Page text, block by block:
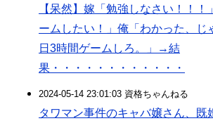
【呆然】嫁「勉強しなさい！！
ームしたい！」俺「わかった、じ
日3時間ゲームしろ。」→結
果・・・・・・・・・・・・
2024-05-14 23:01:03 資格ちゃんねる
タワマン事件のキャバ嬢さん、既